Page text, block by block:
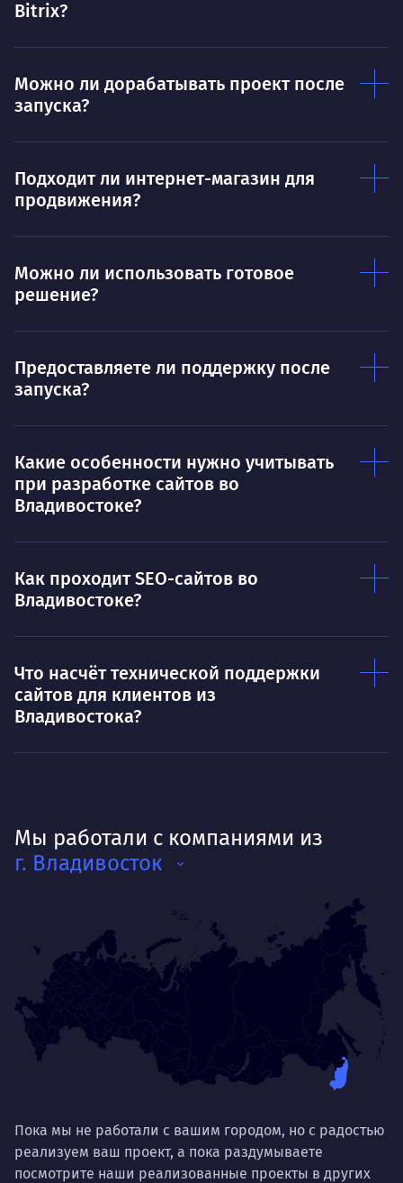
Дышать. Без этого совсем не могу.
Умею
Договариваться.
сказано.
О
Bitrix?
Можно ли дорабатывать проект после
запуска?
Подходит ли интернет-магазин для
продвижения?
Можно ли использовать готовое
решение?
Предоставляете ли поддержку после
запуска?
Какие особенности нужно учитывать
при разработке сайтов во
Владивостоке?
Как проходит SEO-сайтов во
Владивостоке?
Что насчёт технической поддержки
сайтов для клиентов из
Владивостока?
Мы работали с компаниями из
г. Владивосток
Пока мы не работали с вашим городом, но с радостью
реализуем ваш проект, а пока раздумываете
посмотрите наши реализованные проекты в других